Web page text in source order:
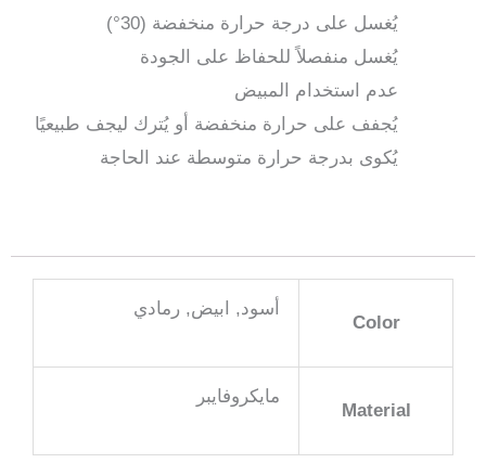
يُغسل على درجة حرارة منخفضة (30°)
يُغسل منفصلاً للحفاظ على الجودة
عدم استخدام المبيض
يُجفف على حرارة منخفضة أو يُترك ليجف طبيعيًا
يُكوى بدرجة حرارة متوسطة عند الحاجة
Color
أسود, ابيض, رمادي
Material
مايكروفايبر